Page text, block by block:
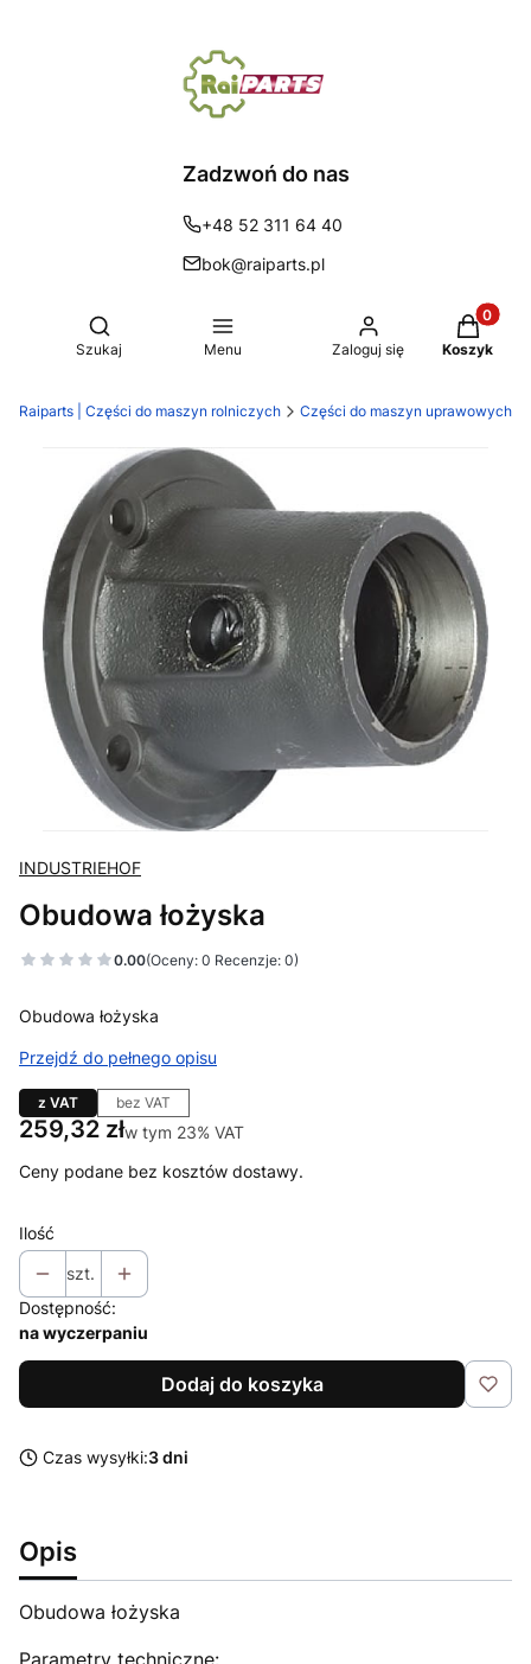
Zadzwoń do nas
+48 52 311 64 40
bok@raiparts.pl
Otwórz wyszukiwarkę
Szukaj Menu Zaloguj się Koszyk
Raiparts | Części do maszyn rolniczych Części do maszyn uprawowych
INDUSTRIEHOF
Obudowa łożyska
0.00(Oceny: 0 Recenzje: 0)
Obudowa łożyska
Przejdź do pełnego opisu
z VAT bez VAT
Cena
259,32 złw tym 23% VAT
w tym 23% VAT
Ceny podane bez kosztów dostawy.
Ilość
szt.
Dostępność:
na wyczerpaniu
Dodaj do koszyka
Czas wysyłki:3 dni
Opis
Obudowa łożyska